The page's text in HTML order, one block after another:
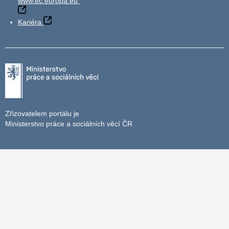
Kariéra
Zřizovatelem portálu je
Ministerstvo práce a sociálních věcí ČR